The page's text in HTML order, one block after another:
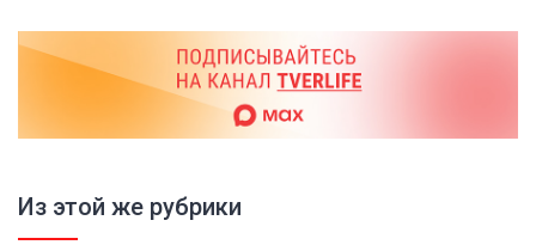
Из этой же рубрики